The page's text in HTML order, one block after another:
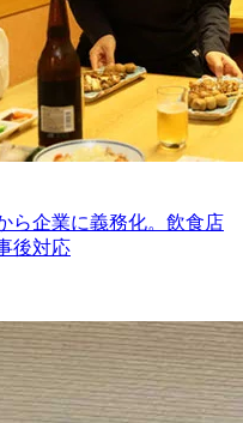
ら企業に義務化。飲食店
後対応